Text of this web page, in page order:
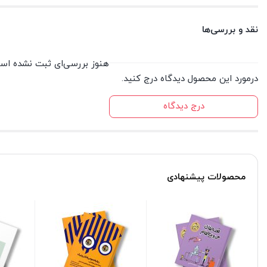
نقد و بررسی‌ها
درمورد این محصول دیدگاه درج کنید.
درج دیدگاه
هنوز بررسی‌ای ثبت نشده
محصولات پیشنهادی